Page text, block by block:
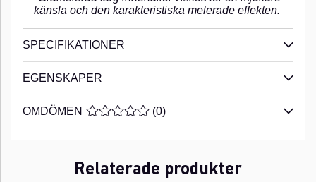
känsla och den karakteristiska melerade effekten.
SPECIFIKATIONER
EGENSKAPER
OMDÖMEN MEDELBETYG 0 AV 5 ANTAL BETYG 0
(0)
Relaterade produkter